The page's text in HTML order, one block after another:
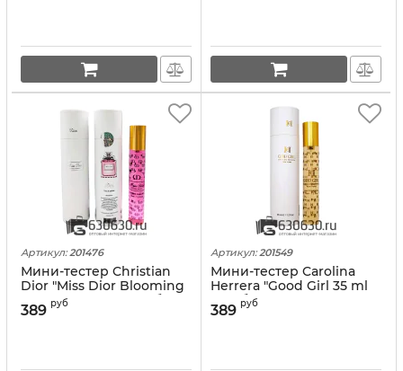
Артикул: 201476
Мини-тестер Christian
Dior "Miss Dior Blooming
Bouquet" 35 ml (в тубе)
389 руб
Артикул: 201549
Мини-тестер Carolina
Herrera "Good Girl 35 ml
(в тубе)
389 руб